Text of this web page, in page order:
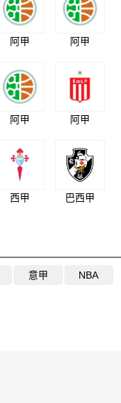
阿甲 阿甲
阿甲 阿甲
西甲 巴西甲
意甲 NBA